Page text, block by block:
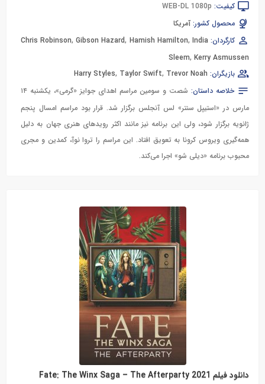
کیفیت: WEB-DL 1080p
محصول کشور: آمریکا
کارگردان:
Chris Robinson,Gibson Hazard, Hamish Hamilton, India
Sleem, Kerry Asmussen
بازیگران:
Harry Styles, Taylor Swift, Trevor Noah
خلاصه داستان:
شصت و سومین مراسم اهدای جوایز «گرمی»،‌‌ یکشنبه ۱۴
مارس در «استیپل سنتر» لس آنجلس برگزار شد. قرار بود مراسم امسال پنجم
ژانویه برگزار شود، ولی این برنامه نیز مانند اکثر رویدهای هنری جهان به دلیل
همه‌گیری ویروس کرونا به تعویق افتاد. این مراسم را تروا نوآ، کمدین و مجری
محبوب برنامه «دیلی شو» اجرا می‌کند.
دانلود فیلم Fate: The Winx Saga – The Afterparty 2021